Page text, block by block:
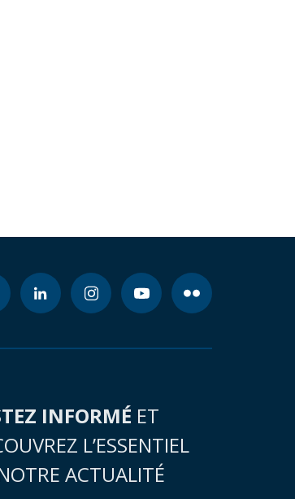
INFORMÉ ET
L’ESSENTIEL
ACTUALITÉ